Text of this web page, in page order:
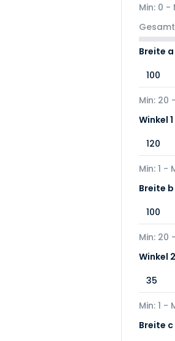
Min: 0 -
Breite
Min: 20
Winkel
Min: 1 -
Breite
Min: 20
Winkel
Min: 1 -
Breite